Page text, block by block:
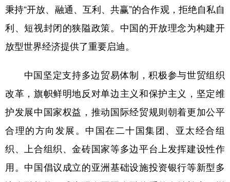
秉持“开放、融通、互利、共赢”的合作观，拒绝自私自
利、短视封闭的狭隘政策。中国的开放理念为构建开
放型世界经济提供了重要启迪。
中国坚定支持多边贸易体制，积极参与世贸组织
改革，旗帜鲜明地反对单边主义和保护主义，坚定维
护发展中国家权益，推动国际经贸规则朝着更加公平
合理的方向发展。中国在二十国集团、亚太经合组
织、上合组织、金砖国家等多边平台上发挥建设性作
用。中国倡议成立的亚洲基础设施投资银行等新型多